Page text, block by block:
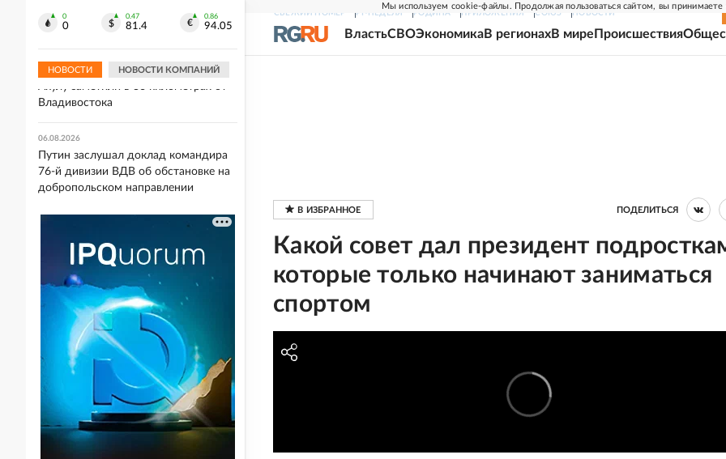
Мы используем cookie-файлы. Продолжая пользоваться сайтом, вы принимаете
СВЕЖИЙ НОМЕР РГ-НЕДЕЛЯ РОДИНА ПРИЛОЖЕНИЯ СОЮЗ НОВОСТИ
ВластьСВОЭкономикаВ регионахВ мире Происшествия
ПОДЕЛИТЬСЯ
Какой совет дал президент
которые только начинают заниматься
спортом
0
0
0.47
81.4
0.86
94.05
НОВОСТИ НОВОСТИ КОМПАНИЙ
Руслан Терновой стал чемпионом
06.08.2026
Акулу заметили в 36 километрах от
Владивостока
06.08.2026
Путин заслушал доклад командира
76-й дивизии ВДВ об обстановке на
добропольском направлении